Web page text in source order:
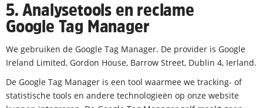
5. Analysetools en reclame
Google Tag Manager
We gebruiken de Google Tag Manager. De provider is Google
Ireland Limited, Gordon House, Barrow Street, Dublin 4, Ierland.
De Google Tag Manager is een tool waarmee we tracking- of
statistische tools en andere technologieën op onze website